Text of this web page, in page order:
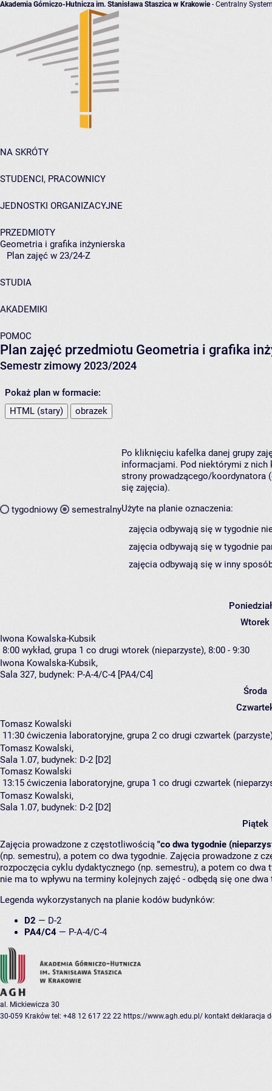
Akademia Górniczo-Hutnicza im. Stanisława Staszica w Krakowie- Centralny
NA SKRÓTY
STUDENCI, PRACOWNICY
JEDNOSTKI ORGANIZACYJNE
PRZEDMIOTY
Geometria i grafika inżynierska
Plan zajęć w 23/24-Z
STUDIA
AKADEMIKI
POMOC
Plan zajęć przedmiotu Geometria i grafika
Semestr zimowy 2023/2024
Pokaż plan w formacie:
HTML (stary)
obrazek
tygodniowy semestralny
Po kliknięciu kafelka danej grupy
informacjami. Pod niektórymi z nich
strony prowadzącego/koordynatora
się zajęcia).
Użyte na planie oznaczenia:
zajęcia odbywają się w tygodnie
zajęcia odbywają się w tygodnie
zajęcia odbywają się w inny
Wtorek
Iwona Kowalska-Kubsik
8:00 wykład, grupa 1 co drugi wtorek (nieparzyste), 8:00 - 9:30
Iwona Kowalska-Kubsik,
Sala 327, budynek: P-A-4/C-4 [PA4/C4]
Środa
Tomasz Kowalski
11:30 ćwiczenia laboratoryjne, grupa 2 co drugi czwartek
Tomasz Kowalski,
Sala 1.07, budynek: D-2 [D2]
Tomasz Kowalski
13:15 ćwiczenia laboratoryjne, grupa 1 co drugi czwartek
Tomasz Kowalski,
Sala 1.07, budynek: D-2 [D2]
Piątek
Zajęcia prowadzone z częstotliwością "co dwa tygodnie
(np. semestru), a potem co dwa tygodnie. Zajęcia prowadzone z
rozpoczęcia cyklu dydaktycznego (np. semestru), a potem co
nie ma to wpływu na terminy kolejnych zajęć - odbędą się one
Legenda wykorzystanych na planie kodów budynków:
D2 — D-2
PA4/C4 — P-A-4/C-4
al. Mickiewicza 30
30-059 Kraków tel: +48 12 617 22 22 https://www.agh.edu.pl/ kontakt deklaracja